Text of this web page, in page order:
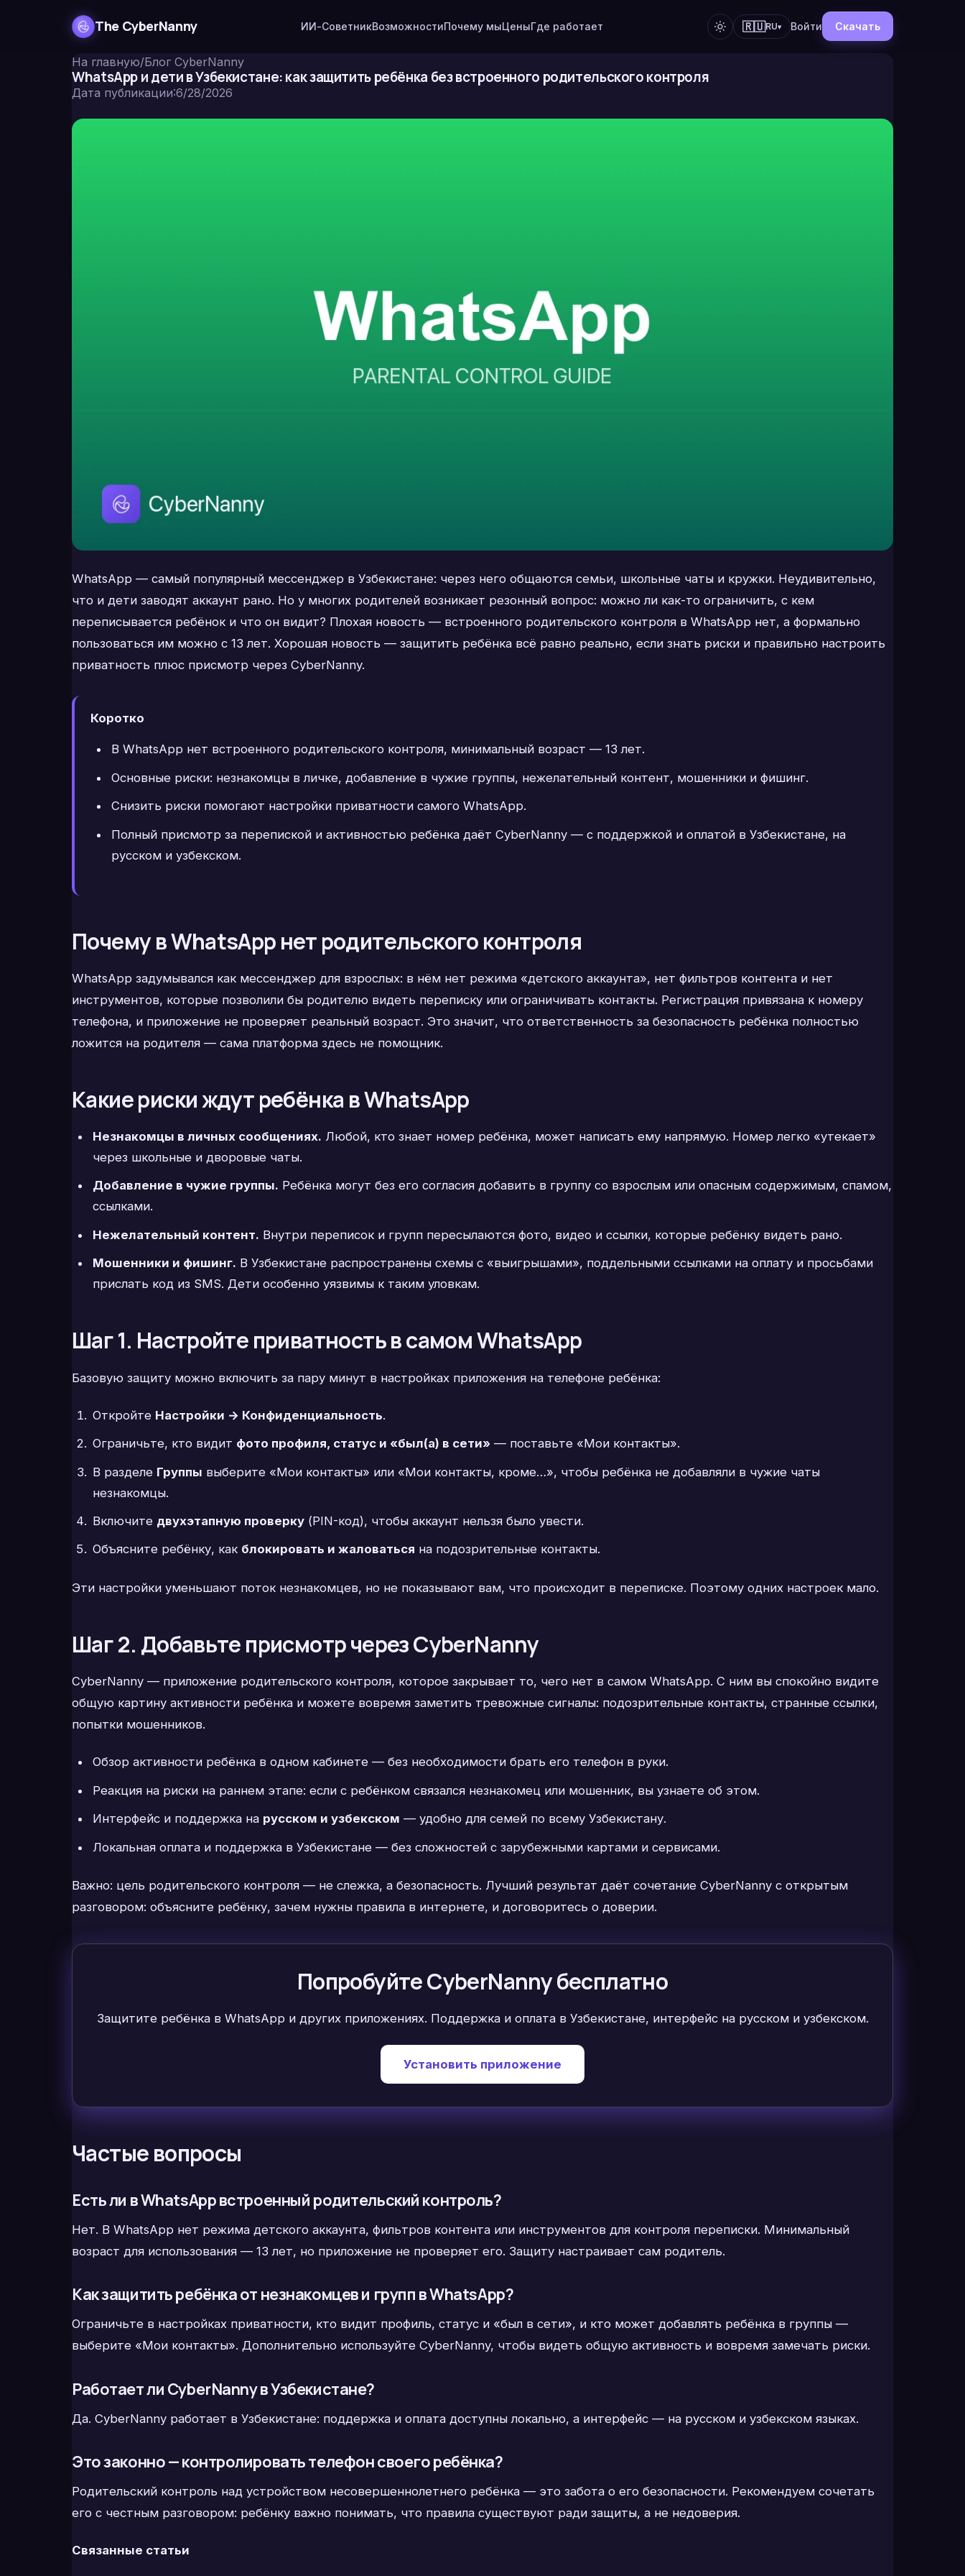
The CyberNanny ИИ-СоветникВозможностиПочему мыЦеныГде работает 🇷🇺RU▾ Войти Скачать
На главную/Блог CyberNanny
WhatsApp и дети в Узбекистане: как защитить ребёнка без встроенного родительского контроля
Дата публикации:6/28/2026
WhatsApp — самый популярный мессенджер в Узбекистане: через него общаются семьи, школьные чаты и кружки. Неудивительно,
что и дети заводят аккаунт рано. Но у многих родителей возникает резонный вопрос: можно ли как-то ограничить, с кем
переписывается ребёнок и что он видит? Плохая новость — встроенного родительского контроля в WhatsApp нет, а формально
пользоваться им можно с 13 лет. Хорошая новость — защитить ребёнка всё равно реально, если знать риски и правильно настроить
приватность плюс присмотр через CyberNanny.
Коротко
В WhatsApp нет встроенного родительского контроля, минимальный возраст — 13 лет.
Основные риски: незнакомцы в личке, добавление в чужие группы, нежелательный контент, мошенники и фишинг.
Снизить риски помогают настройки приватности самого WhatsApp.
Полный присмотр за перепиской и активностью ребёнка даёт CyberNanny — с поддержкой и оплатой в Узбекистане, на
русском и узбекском.
Почему в WhatsApp нет родительского контроля
WhatsApp задумывался как мессенджер для взрослых: в нём нет режима «детского аккаунта», нет фильтров контента и нет
инструментов, которые позволили бы родителю видеть переписку или ограничивать контакты. Регистрация привязана к номеру
телефона, и приложение не проверяет реальный возраст. Это значит, что ответственность за безопасность ребёнка полностью
ложится на родителя — сама платформа здесь не помощник.
Какие риски ждут ребёнка в WhatsApp
Незнакомцы в личных сообщениях. Любой, кто знает номер ребёнка, может написать ему напрямую. Номер легко «утекает»
через школьные и дворовые чаты.
Добавление в чужие группы. Ребёнка могут без его согласия добавить в группу со взрослым или опасным содержимым, спамом,
ссылками.
Нежелательный контент. Внутри переписок и групп пересылаются фото, видео и ссылки, которые ребёнку видеть рано.
Мошенники и фишинг. В Узбекистане распространены схемы с «выигрышами», поддельными ссылками на оплату и просьбами
прислать код из SMS. Дети особенно уязвимы к таким уловкам.
Шаг 1. Настройте приватность в самом WhatsApp
Базовую защиту можно включить за пару минут в настройках приложения на телефоне ребёнка:
Откройте Настройки → Конфиденциальность.
Ограничьте, кто видит фото профиля, статус и «был(а) в сети» — поставьте «Мои контакты».
В разделе Группы выберите «Мои контакты» или «Мои контакты, кроме…», чтобы ребёнка не добавляли в чужие чаты
незнакомцы.
Включите двухэтапную проверку(PIN-код), чтобы аккаунт нельзя было увести.
Объясните ребёнку, как блокировать и жаловаться на подозрительные контакты.
Эти настройки уменьшают поток незнакомцев, но не показывают вам, что происходит в переписке. Поэтому одних настроек мало.
Шаг 2. Добавьте присмотр через CyberNanny
CyberNanny — приложение родительского контроля, которое закрывает то, чего нет в самом WhatsApp. С ним вы спокойно видите
общую картину активности ребёнка и можете вовремя заметить тревожные сигналы: подозрительные контакты, странные ссылки,
попытки мошенников.
Обзор активности ребёнка в одном кабинете — без необходимости брать его телефон в руки.
Реакция на риски на раннем этапе: если с ребёнком связался незнакомец или мошенник, вы узнаете об этом.
Интерфейс и поддержка на русском и узбекском — удобно для семей по всему Узбекистану.
Локальная оплата и поддержка в Узбекистане — без сложностей с зарубежными картами и сервисами.
Важно: цель родительского контроля — не слежка, а безопасность. Лучший результат даёт сочетание CyberNanny с открытым
разговором: объясните ребёнку, зачем нужны правила в интернете, и договоритесь о доверии.
Попробуйте CyberNanny бесплатно
Защитите ребёнка в WhatsApp и других приложениях. Поддержка и оплата в Узбекистане, интерфейс на русском и узбекском.
Установить приложение
Частые вопросы
Есть ли в WhatsApp встроенный родительский контроль?
Нет. В WhatsApp нет режима детского аккаунта, фильтров контента или инструментов для контроля переписки. Минимальный
возраст для использования — 13 лет, но приложение не проверяет его. Защиту настраивает сам родитель.
Как защитить ребёнка от незнакомцев и групп в WhatsApp?
Ограничьте в настройках приватности, кто видит профиль, статус и «был в сети», и кто может добавлять ребёнка в группы —
выберите «Мои контакты». Дополнительно используйте CyberNanny, чтобы видеть общую активность и вовремя замечать риски.
Работает ли CyberNanny в Узбекистане?
Да. CyberNanny работает в Узбекистане: поддержка и оплата доступны локально, а интерфейс — на русском и узбекском языках.
Это законно — контролировать телефон своего ребёнка?
Родительский контроль над устройством несовершеннолетнего ребёнка — это забота о его безопасности. Рекомендуем сочетать
его с честным разговором: ребёнку важно понимать, что правила существуют ради защиты, а не недоверия.
Связанные статьи